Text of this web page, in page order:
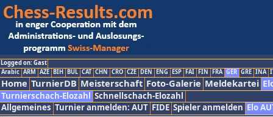
Logged on: Gast
Arabic ARM AZE BIH BUL CAT CHN CRO CZE DEN ENG ESP FAI FIN FRA GER GRE INA
Home TurnierDB Meisterschaft Foto-Galerie Meldekartei
Turnierschach-Elozahl Schnellschach-Elozahl
Allgemeines Turnier anmelden: AUT FIDE Spieler anmelden Elo